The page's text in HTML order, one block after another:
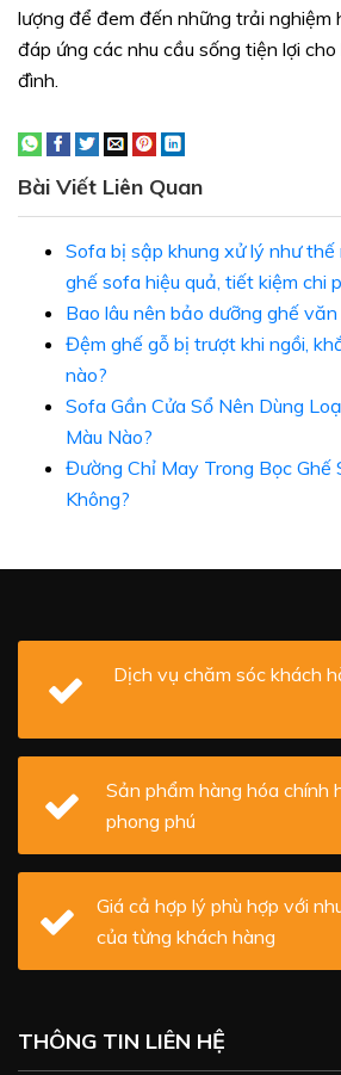
lượng để đem đến những trải nghiệm
đáp ứng các nhu cầu sống tiện lợi
đình.
Bài Viết Liên Quan
Sofa bị sập khung xử lý như thế
ghế sofa hiệu quả, tiết kiệm chi
Bao lâu nên bảo dưỡng ghế văn
Đệm ghế gỗ bị trượt khi ngồi,
nào?
Sofa Gần Cửa Sổ Nên Dùng
Màu Nào?
Đường Chỉ May Trong Bọc Ghế
Không?
Dịch vụ chăm sóc khách
Sản phẩm hàng hóa chính
phong phú
Giá cả hợp lý phù hợp với
của từng khách hàng
THÔNG TIN LIÊN HỆ